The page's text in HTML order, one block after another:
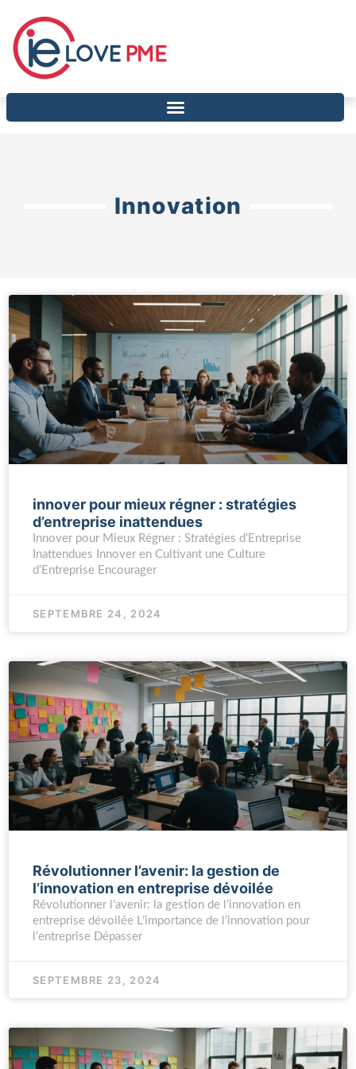
Innovation
innover pour mieux régner : stratégies
d’entreprise inattendues
Innover pour Mieux Régner : Stratégies d’Entreprise
Inattendues Innover en Cultivant une Culture
d’Entreprise Encourager
SEPTEMBRE 24, 2024
Révolutionner l’avenir: la gestion de
l’innovation en entreprise dévoilée
Révolutionner l’avenir: la gestion de l’innovation en
entreprise dévoilée L’importance de l’innovation pour
l’entreprise Dépasser
SEPTEMBRE 23, 2024